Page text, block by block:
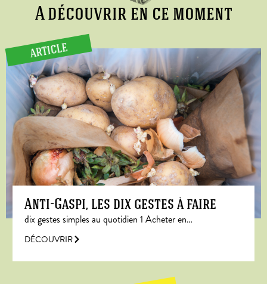
A découvrir en ce moment
ARTICLE
Anti-Gaspi, les dix gestes à faire
dix gestes simples au quotidien 1 Acheter en…
DÉCOUVRIR